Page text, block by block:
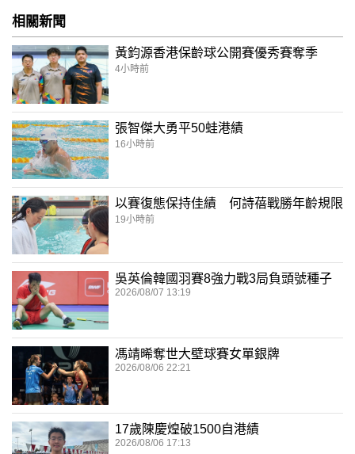
相關新聞
黃鈞源香港保齡球公開賽優秀賽奪季
4小時前
張智傑大勇平50蛙港績
16小時前
以賽復態保持佳績 何詩蓓戰勝年齡規限
19小時前
吳英倫韓國羽賽8強力戰3局負頭號種子
2026/08/07 13:19
馮靖晞奪世大壁球賽女單銀牌
2026/08/06 22:21
17歲陳慶煌破1500自港績
2026/08/06 17:13